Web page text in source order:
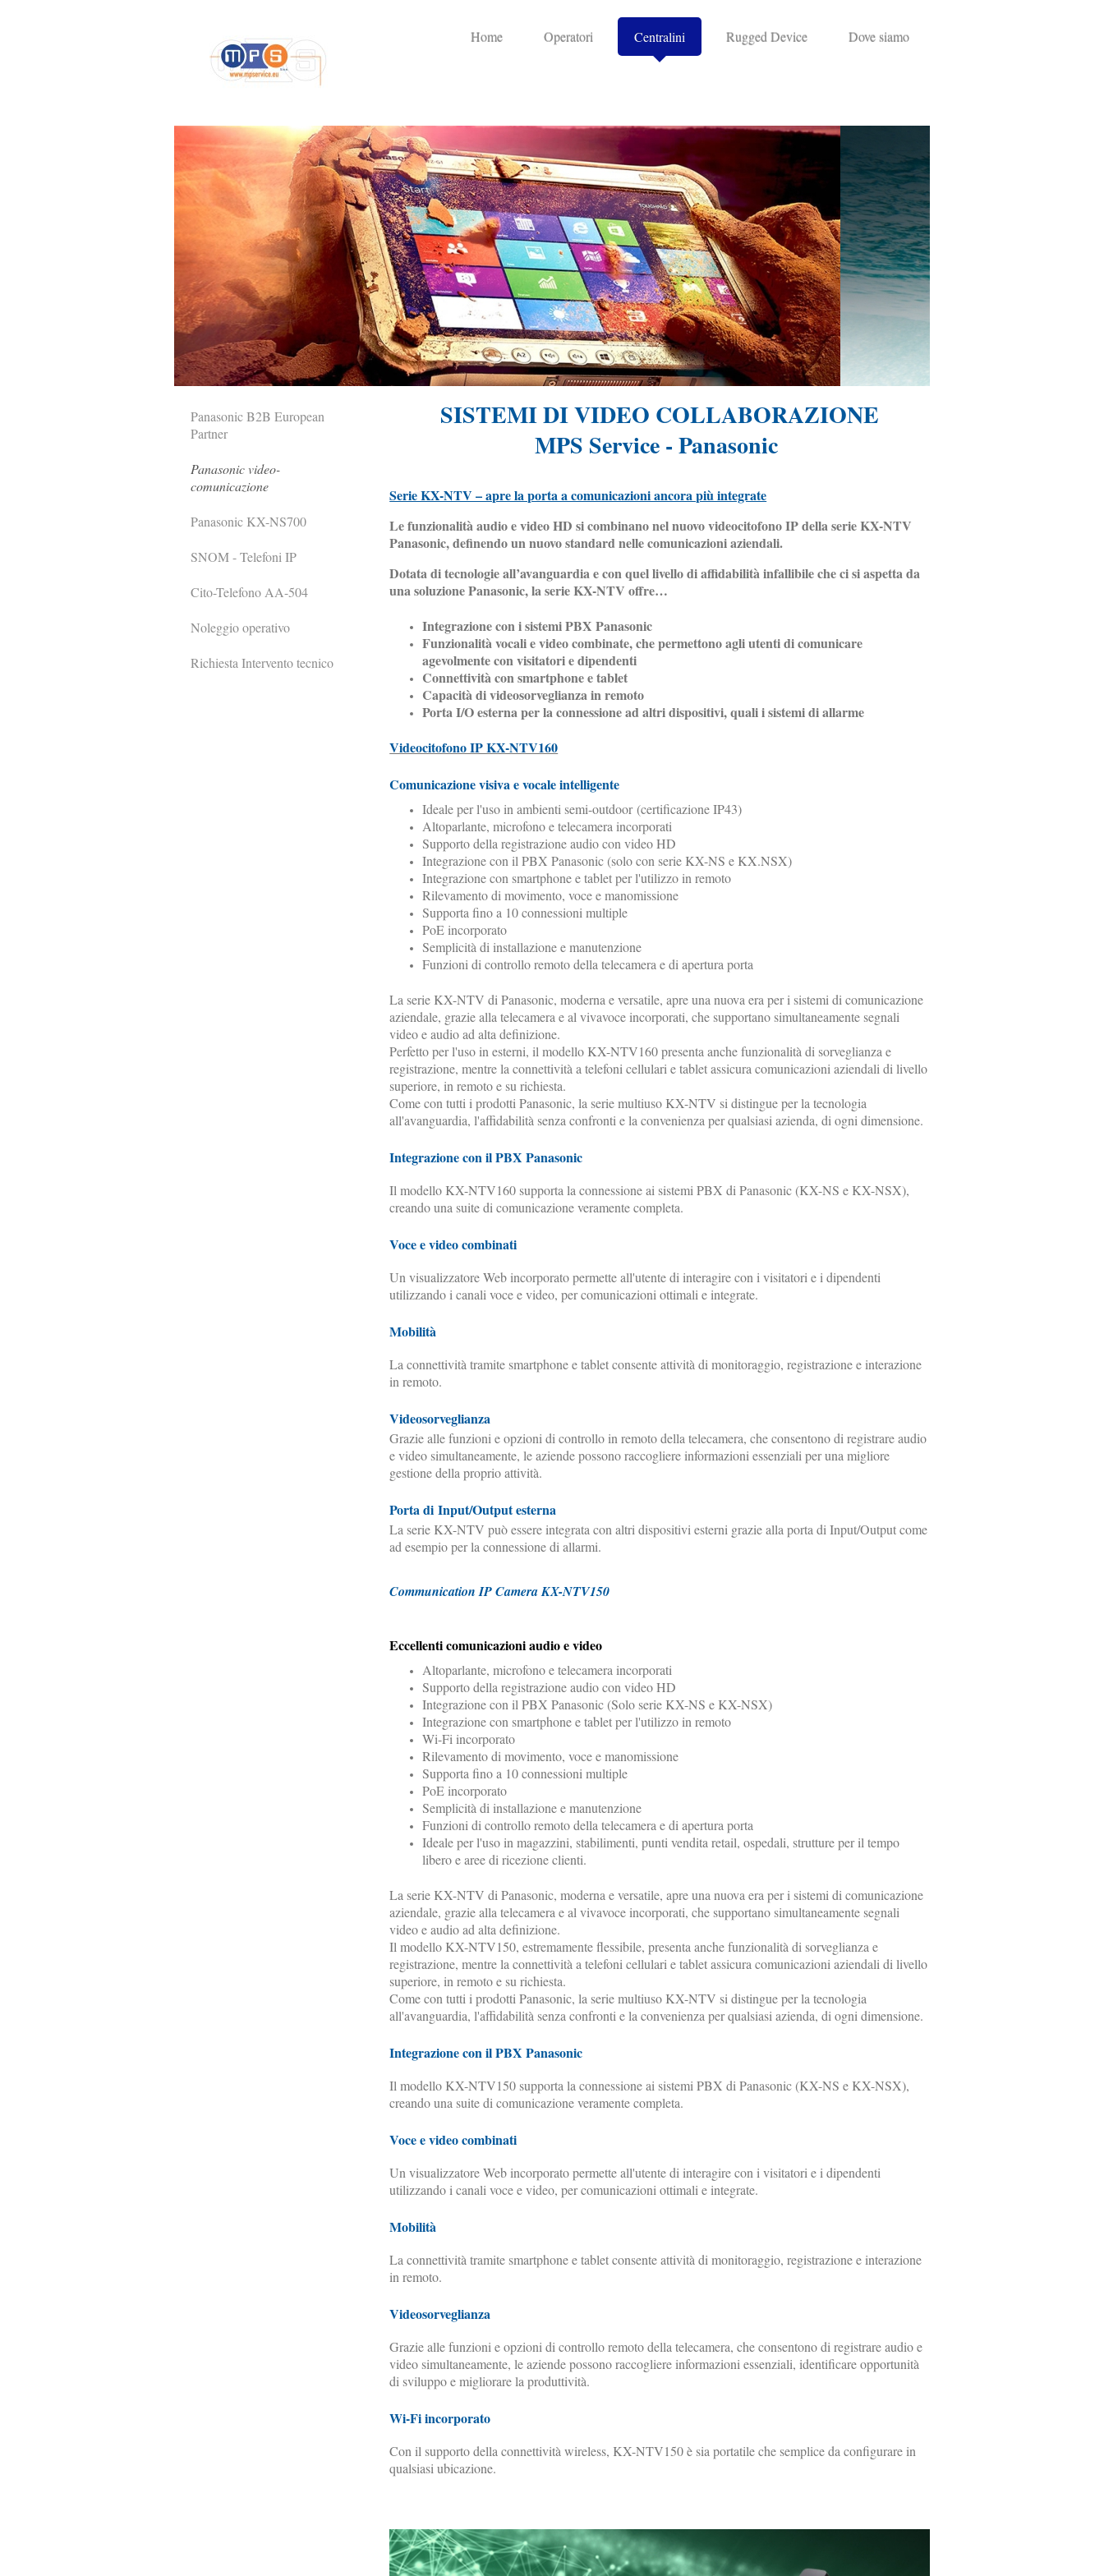
Home Operatori Centralini Rugged Device Dove siamo
SISTEMI DI VIDEO COLLABORAZIONE
MPS Service - Panasonic
Serie KX-NTV – apre la porta a comunicazioni ancora più integrate
Le funzionalità audio e video HD si combinano nel nuovo videocitofono IP della serie KX-NTV
Panasonic, definendo un nuovo standard nelle comunicazioni aziendali.
Dotata di tecnologie all’avanguardia e con quel livello di affidabilità infallibile che ci si aspetta da
una soluzione Panasonic, la serie KX-NTV offre…
Integrazione con i sistemi PBX Panasonic
Funzionalità vocali e video combinate, che permettono agli utenti di comunicare
agevolmente con visitatori e dipendenti
Connettività con smartphone e tablet
Capacità di videosorveglianza in remoto
Porta I/O esterna per la connessione ad altri dispositivi, quali i sistemi di allarme
Videocitofono IP KX-NTV160
Comunicazione visiva e vocale intelligente
Ideale per l'uso in ambienti semi-outdoor (certificazione IP43)
Altoparlante, microfono e telecamera incorporati
Supporto della registrazione audio con video HD
Integrazione con il PBX Panasonic (solo con serie KX-NS e KX.NSX)
Integrazione con smartphone e tablet per l'utilizzo in remoto
Rilevamento di movimento, voce e manomissione
Supporta fino a 10 connessioni multiple
PoE incorporato
Semplicità di installazione e manutenzione
Funzioni di controllo remoto della telecamera e di apertura porta
La serie KX-NTV di Panasonic, moderna e versatile, apre una nuova era per i sistemi di comunicazione
aziendale, grazie alla telecamera e al vivavoce incorporati, che supportano simultaneamente segnali
video e audio ad alta definizione.
Perfetto per l'uso in esterni, il modello KX-NTV160 presenta anche funzionalità di sorveglianza e
registrazione, mentre la connettività a telefoni cellulari e tablet assicura comunicazioni aziendali di livello
superiore, in remoto e su richiesta.
Come con tutti i prodotti Panasonic, la serie multiuso KX-NTV si distingue per la tecnologia
all'avanguardia, l'affidabilità senza confronti e la convenienza per qualsiasi azienda, di ogni dimensione.
Integrazione con il PBX Panasonic
Il modello KX-NTV160 supporta la connessione ai sistemi PBX di Panasonic (KX-NS e KX-NSX),
creando una suite di comunicazione veramente completa.
Voce e video combinati
Un visualizzatore Web incorporato permette all'utente di interagire con i visitatori e i dipendenti
utilizzando i canali voce e video, per comunicazioni ottimali e integrate.
Mobilità
La connettività tramite smartphone e tablet consente attività di monitoraggio, registrazione e interazione
in remoto.
Videosorveglianza
Grazie alle funzioni e opzioni di controllo in remoto della telecamera, che consentono di registrare audio
e video simultaneamente, le aziende possono raccogliere informazioni essenziali per una migliore
gestione della proprio attività.
Porta di Input/Output esterna
La serie KX-NTV può essere integrata con altri dispositivi esterni grazie alla porta di Input/Output come
ad esempio per la connessione di allarmi.
Communication IP Camera KX-NTV150
Eccellenti comunicazioni audio e video
Altoparlante, microfono e telecamera incorporati
Supporto della registrazione audio con video HD
Integrazione con il PBX Panasonic (Solo serie KX-NS e KX-NSX)
Integrazione con smartphone e tablet per l'utilizzo in remoto
Wi-Fi incorporato
Rilevamento di movimento, voce e manomissione
Supporta fino a 10 connessioni multiple
PoE incorporato
Semplicità di installazione e manutenzione
Funzioni di controllo remoto della telecamera e di apertura porta
Ideale per l'uso in magazzini, stabilimenti, punti vendita retail, ospedali, strutture per il tempo
libero e aree di ricezione clienti.
La serie KX-NTV di Panasonic, moderna e versatile, apre una nuova era per i sistemi di comunicazione
aziendale, grazie alla telecamera e al vivavoce incorporati, che supportano simultaneamente segnali
video e audio ad alta definizione.
Il modello KX-NTV150, estremamente flessibile, presenta anche funzionalità di sorveglianza e
registrazione, mentre la connettività a telefoni cellulari e tablet assicura comunicazioni aziendali di livello
superiore, in remoto e su richiesta.
Come con tutti i prodotti Panasonic, la serie multiuso KX-NTV si distingue per la tecnologia
all'avanguardia, l'affidabilità senza confronti e la convenienza per qualsiasi azienda, di ogni dimensione.
Integrazione con il PBX Panasonic
Il modello KX-NTV150 supporta la connessione ai sistemi PBX di Panasonic (KX-NS e KX-NSX),
creando una suite di comunicazione veramente completa.
Voce e video combinati
Un visualizzatore Web incorporato permette all'utente di interagire con i visitatori e i dipendenti
utilizzando i canali voce e video, per comunicazioni ottimali e integrate.
Mobilità
La connettività tramite smartphone e tablet consente attività di monitoraggio, registrazione e interazione
in remoto.
Videosorveglianza
Grazie alle funzioni e opzioni di controllo remoto della telecamera, che consentono di registrare audio e
video simultaneamente, le aziende possono raccogliere informazioni essenziali, identificare opportunità
di sviluppo e migliorare la produttività.
Wi-Fi incorporato
Con il supporto della connettività wireless, KX-NTV150 è sia portatile che semplice da configurare in
qualsiasi ubicazione.
Panasonic B2B European
Partner
Panasonic video-
comunicazione
Panasonic KX-NS700
SNOM - Telefoni IP
Cito-Telefono AA-504
Noleggio operativo
Richiesta Intervento tecnico